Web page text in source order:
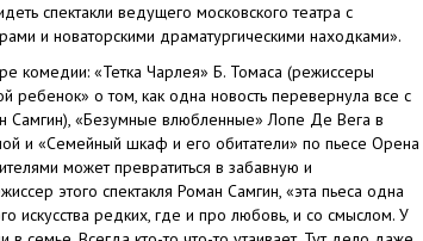
спектакли ведущего московского театра с
и новаторскими драматургическими находками».
комедии: «Тетка Чарлея» Б. Томаса (режиссеры
ребенок» о том, как одна новость перевернула все с
Самгин), «Безумные влюбленные» Лопе Де Вега в
и «Семейный шкаф и его обитатели» по пьесе Орена
может превратиться в забавную и
этого спектакля Роман Самгин, «эта пьеса одна
искусства редких, где и про любовь, и со смыслом. У